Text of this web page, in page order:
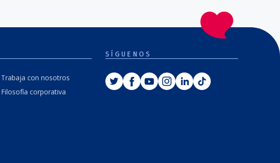
Trabaja con nosotros
Filosofía corporativa
SÍGUENOS
TwitterFacebook
YoutubeInstagram
LinkedinTiktok